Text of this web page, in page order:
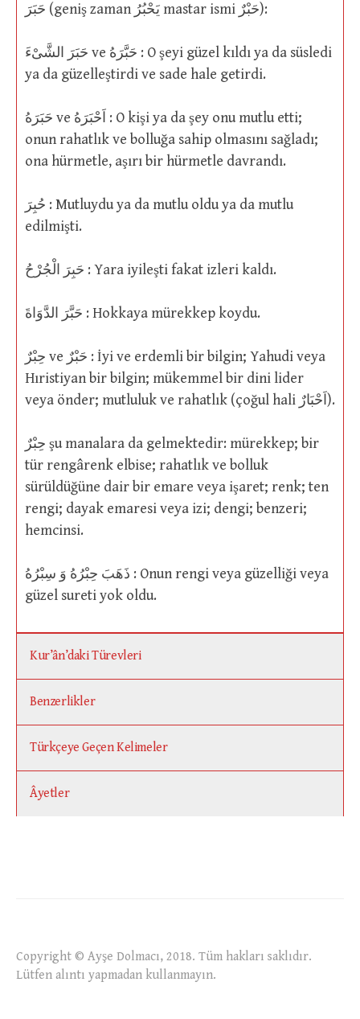
حَبَرَ (geniş zaman يَحْبُرُ mastar ismi حَبْرٌ):
حَبَرَ الشَّىْءَ ve حَبَّرَهُ : O şeyi güzel kıldı ya da süsledi
ya da güzelleştirdi ve sade hale getirdi.
حَبَرَهُ ve اَحْبَرَهُ : O kişi ya da şey onu mutlu etti;
onun rahatlık ve bolluğa sahip olmasını sağladı;
ona hürmetle, aşırı bir hürmetle davrandı.
حُبِرَ : Mutluydu ya da mutlu oldu ya da mutlu
edilmişti.
حَبِرَ الْجُرْحُ : Yara iyileşti fakat izleri kaldı.
حَبَّرَ الدَّوَاةَ : Hokkaya mürekkep koydu.
حِبْرٌ ve حَبْرٌ : İyi ve erdemli bir bilgin; Yahudi veya
Hıristiyan bir bilgin; mükemmel bir dini lider
veya önder; mutluluk ve rahatlık (çoğul hali اَحْبَارٌ).
حِبْرٌ şu manalara da gelmektedir: mürekkep; bir
tür rengârenk elbise; rahatlık ve bolluk
sürüldüğüne dair bir emare veya işaret; renk; ten
rengi; dayak emaresi veya izi; dengi; benzeri;
hemcinsi.
ذَهَبَ حِبْرُهُ وَ سِبْرُهُ : Onun rengi veya güzelliği veya
güzel sureti yok oldu.
Kur’ân’daki Türevleri
Benzerlikler
Türkçeye Geçen Kelimeler
Âyetler
Copyright © Ayşe Dolmacı, 2018. Tüm hakları saklıdır.
Lütfen alıntı yapmadan kullanmayın.